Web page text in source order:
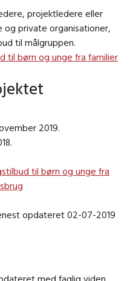
projektledere eller
og private organisationer,
til målgruppen.
til børn og unge fra familier
2019.
til børn og unge fra
opdateret 02-07-2019
med faglig viden,